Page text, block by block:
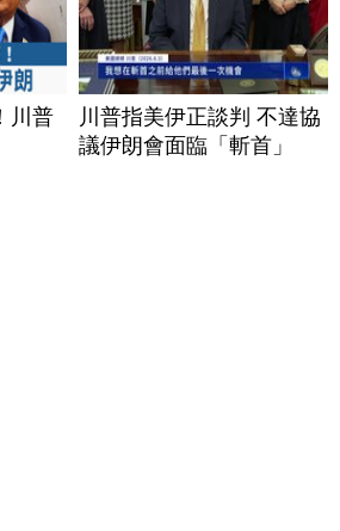
川普
川普指美伊正談判 不達協
議伊朗會面臨「斬首」